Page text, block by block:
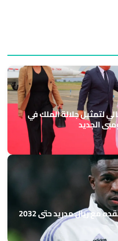
لتمثيل جلالة الملك في
الجديد
ريال مدريد حتى 2032